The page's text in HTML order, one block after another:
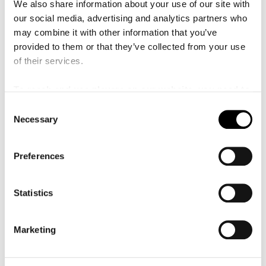
We also share information about your use of our site with
our social media, advertising and analytics partners who
may combine it with other information that you’ve
provided to them or that they’ve collected from your use
of their services.
Necessary
Preferences
Statistics
Marketing
– Nej, det räcker fint. Men om Jörg vill skriva ett
kammarverk så säger jag förstås inte nej!
Relaterade evenemang
DATE:27 november 2025 145 – 460 SEK
trumpetkonsert söker sig mot evigheten och Brahms andra
symfoni ger oss musik inspirerad av naturen.